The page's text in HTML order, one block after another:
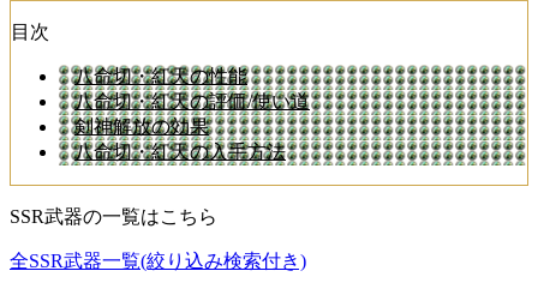
目次
八命切・紅天の性能
八命切・紅天の評価/使い道
剣神解放の効果
八命切・紅天の入手方法
SSR武器の一覧はこちら
全SSR武器一覧(絞り込み検索付き)